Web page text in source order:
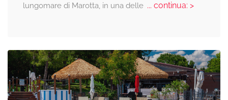
lungomare di Marotta, in una delle... continua: >